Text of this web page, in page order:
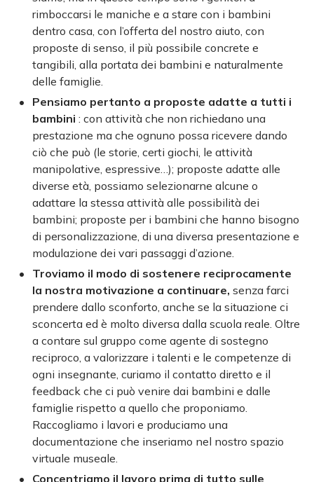
rimboccarsi le maniche e a stare con i bambini
dentro casa, con l’offerta del nostro aiuto, con
proposte di senso, il più possibile concrete e
tangibili, alla portata dei bambini e naturalmente
delle famiglie.
Pensiamo pertanto a proposte adatte a tutti i
bambini : con attività che non richiedano una
prestazione ma che ognuno possa ricevere dando
ciò che può (le storie, certi giochi, le attività
manipolative, espressive…); proposte adatte alle
diverse età, possiamo selezionarne alcune o
adattare la stessa attività alle possibilità dei
bambini; proposte per i bambini che hanno bisogno
di personalizzazione, di una diversa presentazione e
modulazione dei vari passaggi d’azione.
Troviamo il modo di sostenere reciprocamente
la nostra motivazione a continuare, senza farci
prendere dallo sconforto, anche se la situazione ci
sconcerta ed è molto diversa dalla scuola reale. Oltre
a contare sul gruppo come agente di sostegno
reciproco, a valorizzare i talenti e le competenze di
ogni insegnante, curiamo il contatto diretto e il
feedback che ci può venire dai bambini e dalle
famiglie rispetto a quello che proponiamo.
Raccogliamo i lavori e produciamo una
documentazione che inseriamo nel nostro spazio
virtuale museale.
Concentriamo il lavoro prima di tutto sulle